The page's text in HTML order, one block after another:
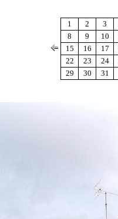
1 2 3
8
9 10
15
16 17
22
23 24
29
30 31